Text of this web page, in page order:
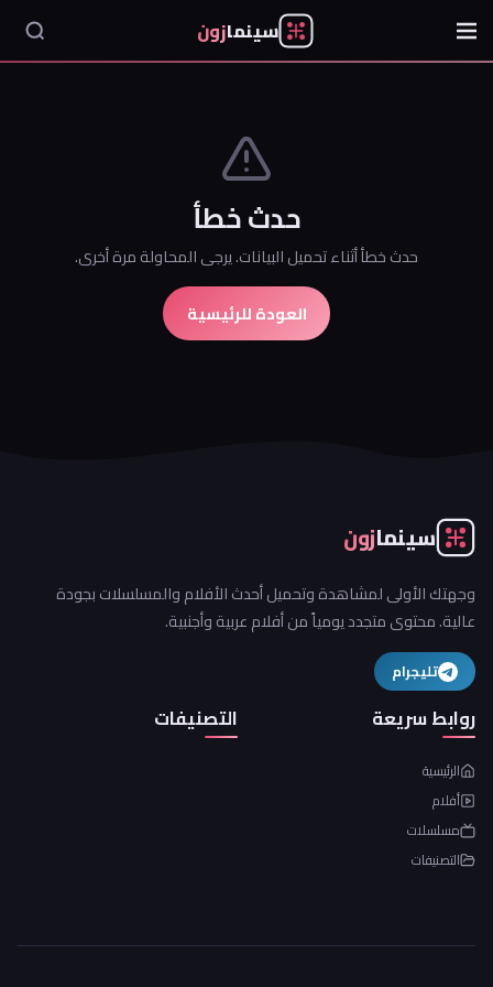
سينمازون
حدث خطأ
حدث خطأ أثناء تحميل البيانات. يرجى المحاولة مرة أخرى.
العودة للرئيسية
سينمازون
وجهتك الأولى لمشاهدة وتحميل أحدث الأفلام والمسلسلات بجودة
عالية. محتوى متجدد يومياً من أفلام عربية وأجنبية.
تليجرام
روابط سريعة
الرئيسية
أفلام
مسلسلات
التصنيفات
التصنيفات